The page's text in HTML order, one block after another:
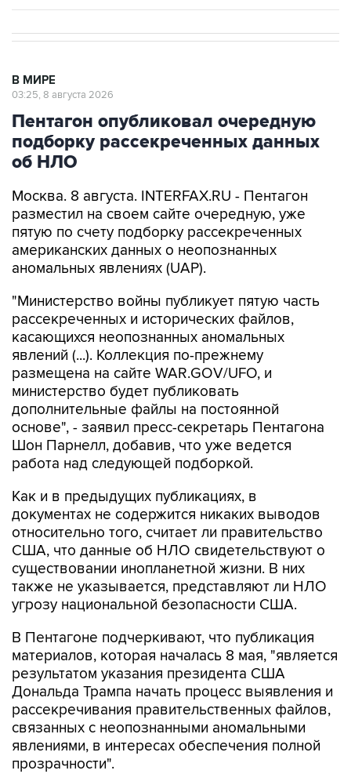
В МИРЕ
03:25, 8 августа 2026
Пентагон опубликовал очередную
подборку рассекреченных данных
об НЛО
Москва. 8 августа. INTERFAX.RU - Пентагон
разместил на своем сайте очередную, уже
пятую по счету подборку рассекреченных
американских данных о неопознанных
аномальных явлениях (UAP).
"Министерство войны публикует пятую часть
рассекреченных и исторических файлов,
касающихся неопознанных аномальных
явлений (...). Коллекция по-прежнему
размещена на сайте WAR.GOV/UFO, и
министерство будет публиковать
дополнительные файлы на постоянной
основе", - заявил пресс-секретарь Пентагона
Шон Парнелл, добавив, что уже ведется
работа над следующей подборкой.
Как и в предыдущих публикациях, в
документах не содержится никаких выводов
относительно того, считает ли правительство
США, что данные об НЛО свидетельствуют о
существовании инопланетной жизни. В них
также не указывается, представляют ли НЛО
угрозу национальной безопасности США.
В Пентагоне подчеркивают, что публикация
материалов, которая началась 8 мая, "является
результатом указания президента США
Дональда Трампа начать процесс выявления и
рассекречивания правительственных файлов,
связанных с неопознанными аномальными
явлениями, в интересах обеспечения полной
прозрачности".